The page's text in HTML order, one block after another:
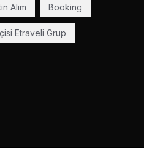
Alım Booking
Etraveli Grup